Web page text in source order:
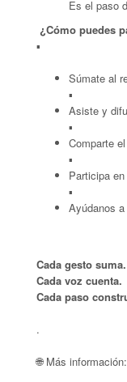
Es el paso
¿Cómo puedes
▪
Súmate al
▪
Asiste y
▪
Comparte
▪
Participa
▪
Ayúdanos
Cada gesto suma.
Cada voz cuenta.
Cada paso
.
🌐 Más información: